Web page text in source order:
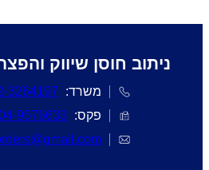
ניתוב חוסן שיווק
משרד:
3264197
פקס:
9576633